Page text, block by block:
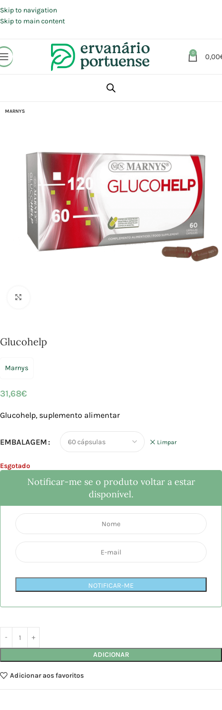
Skip to navigation
Skip to main content
0 0,00
Suplementos alimentares
MARNYS
Glucohelp
Marnys
31,68€
Glucohelp, suplemento alimentar
EMBALAGEM Limpar
Esgotado
Notificar-me se o produto voltar a estar
disponível.
NOTIFICAR-ME
ADICIONAR
Adicionar aos favoritos